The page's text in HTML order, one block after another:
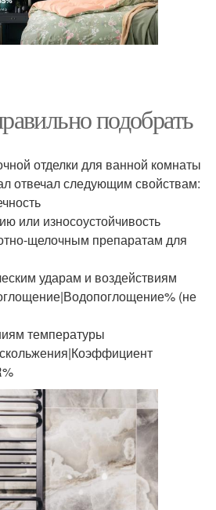
подобрать
отделки для ванной комнаты
отвечал следующим свойствам:
или износоустойчивость
щелочным препаратам для
ударам и воздействиям
(не
температуры